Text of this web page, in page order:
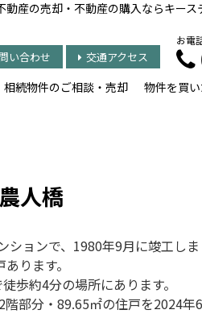
産の売却・不動産の購入ならキー
お電
い合わせ 交通アクセス
相続物件のご相談・売却 物件を買
人橋
ョンで、1980年9月に竣工しま
ります。
歩約4分の場所にあります。
階部分・89.65㎡の住戸を2024